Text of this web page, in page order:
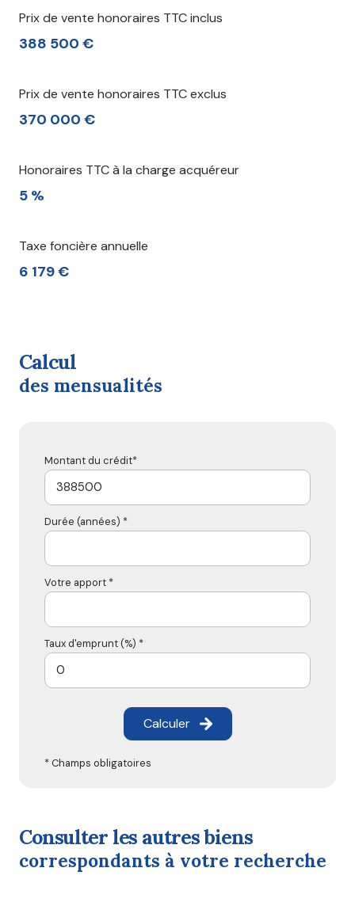
Prix de vente honoraires TTC inclus
388 500 €
Prix de vente honoraires TTC exclus
370 000 €
Honoraires TTC à la charge acquéreur
5 %
Taxe foncière annuelle
6 179 €
calcul
des mensualités
Montant du crédit*
Durée (années) *
Votre apport *
Taux d'emprunt (%) *
Calculer
* Champs obligatoires
consulter les autres biens
correspondants à votre recherche